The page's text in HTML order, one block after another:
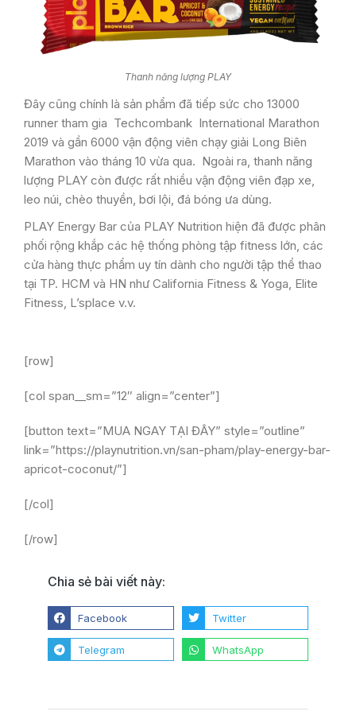
Thanh năng lượng PLAY
Đây cũng chính là sản phẩm đã tiếp sức cho 13000
runner tham gia Techcombank International Marathon
2019 và gần 6000 vận động viên chạy giải Long Biên
Marathon vào tháng 10 vừa qua. Ngoài ra, thanh năng
lượng PLAY còn được rất nhiều vận động viên đạp xe,
leo núi, chèo thuyền, bơi lội, đá bóng ưa dùng.
PLAY Energy Bar của PLAY Nutrition hiện đã được phân
phối rộng khắp các hệ thống phòng tập fitness lớn, các
cửa hàng thực phẩm uy tín dành cho người tập thể thao
tại TP. HCM và HN như California Fitness & Yoga, Elite
Fitness, L’splace v.v.
[row]
[col span__sm=”12″ align=”center”]
[button text=”MUA NGAY TẠI ĐÂY” style=”outline”
link=”https://playnutrition.vn/san-pham/play-energy-bar-
apricot-coconut/”]
[/col]
[/row]
Chia sẻ bài viết này:
Facebook Twitter
Telegram WhatsApp